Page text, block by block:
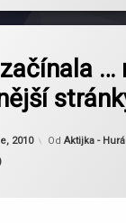
…
2010
Aktualizováno
Od Aktijka -